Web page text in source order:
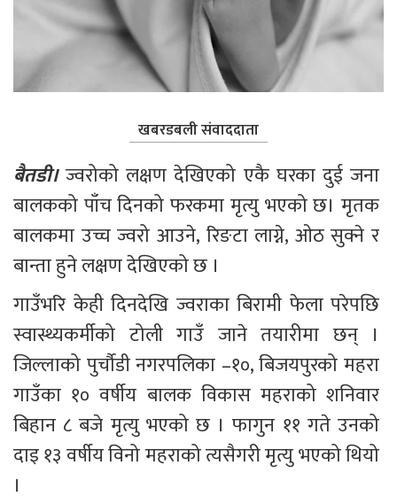
खबरडबली संवाददाता
बैतडी। ज्वरोको लक्षण देखिएको एकै घरका दुई जना
बालकको पाँच दिनको फरकमा मृत्यु भएको छ। मृतक
बालकमा उच्च ज्वरो आउने, रिङटा लाग्ने, ओठ सुक्ने र
बान्ता हुने लक्षण देखिएको छ ।
गाउँभरि केही दिनदेखि ज्वराका बिरामी फेला परेपछि
स्वास्थ्यकर्मीको टोली गाउँ जाने तयारीमा छन् ।
जिल्लाको पुर्चौडी नगरपलिका –१०, बिजयपुरको महरा
गाउँका १० वर्षीय बालक विकास महराको शनिवार
बिहान ८ बजे मृत्यु भएको छ । फागुन ११ गते उनको
दाइ १३ वर्षीय विनो महराको त्यसैगरी मृत्यु भएको थियो
।